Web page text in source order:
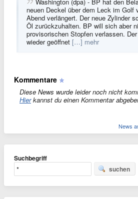
neuen Deckel über dem Leck im Golf
Abend verlängert. Der neue Zylinder
Öl zurückzuhalten. BP will sich aber
provisorischen Stopfen verlassen.
wieder geöffnet […] mehr
Kommentare
Diese News wurde leider noch nicht
Hierkannst du einen Kommentar
News
Suchbegriff
suchen